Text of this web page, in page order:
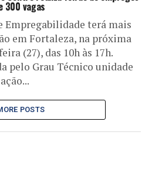
300 vagas
Empregabilidade terá mais
em Fortaleza, na próxima
(27), das 10h às 17h.
pelo Grau Técnico unidade
POSTS